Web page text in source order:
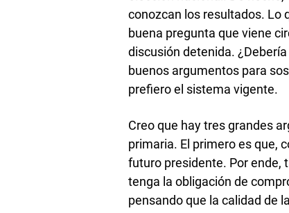
conozcan los resultados. Lo
buena pregunta que viene
discusión detenida.
buenos argumentos para
prefiero el sistema vigente.
Creo que hay tres grandes
primaria. El primero es que,
futuro presidente. Por ende,
tenga la obligación de
pensando que la calidad de